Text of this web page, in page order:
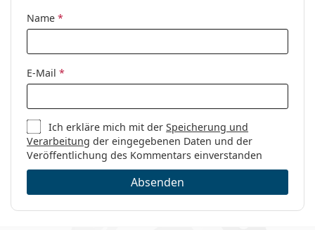
Code:
Name *
E-Mail *
Ich erkläre mich mit derSpeicherung und
Verarbeitung der eingegebenen Daten und der
Veröffentlichung des Kommentars einverstanden
Absenden